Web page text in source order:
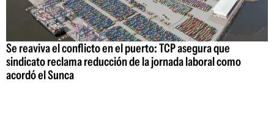
Se reaviva el conflicto en el puerto: TCP asegura que
sindicato reclama reducción de la jornada laboral como
acordó el Sunca